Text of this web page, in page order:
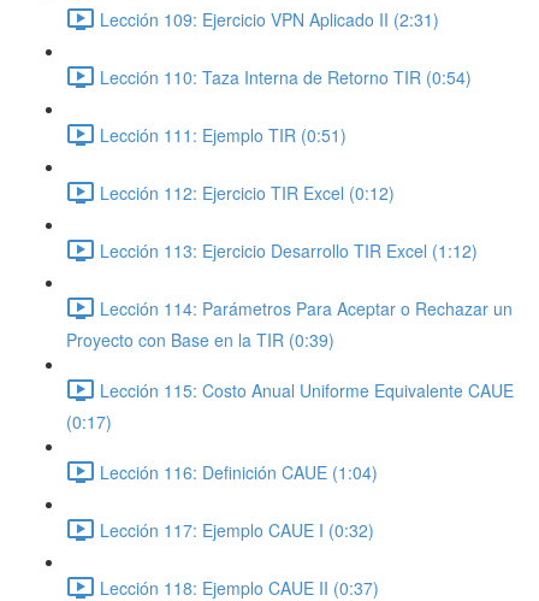
Lección 109: Ejercicio VPN Aplicado II (2:31)
Lección 110: Taza Interna de Retorno TIR (0:54)
Lección 111: Ejemplo TIR (0:51)
Lección 112: Ejercicio TIR Excel (0:12)
Lección 113: Ejercicio Desarrollo TIR Excel (1:12)
Lección 114: Parámetros Para Aceptar o Rechazar un
Proyecto con Base en la TIR (0:39)
Lección 115: Costo Anual Uniforme Equivalente CAUE
(0:17)
Lección 116: Definición CAUE (1:04)
Lección 117: Ejemplo CAUE I (0:32)
Lección 118: Ejemplo CAUE II (0:37)